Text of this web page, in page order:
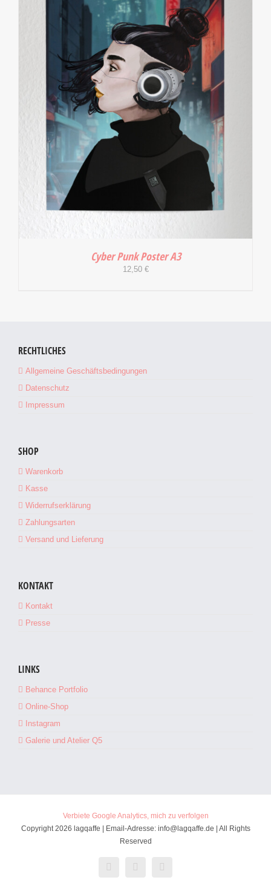
IN DEN WARENKORB DETAILS
Cyber Punk Poster A3
12,50 €
RECHTLICHES
Allgemeine Geschäftsbedingungen
Datenschutz
Impressum
SHOP
Warenkorb
Kasse
Widerrufserklärung
Zahlungsarten
Versand und Lieferung
KONTAKT
Kontakt
Presse
LINKS
Behance Portfolio
Online-Shop
Instagram
Galerie und Atelier Q5
Verbiete Google Analytics, mich zu verfolgen
Copyright 2026 lagqaffe | Email-Adresse: info@lagqaffe.de | All Rights
Reserved
FacebookInstagram
E-